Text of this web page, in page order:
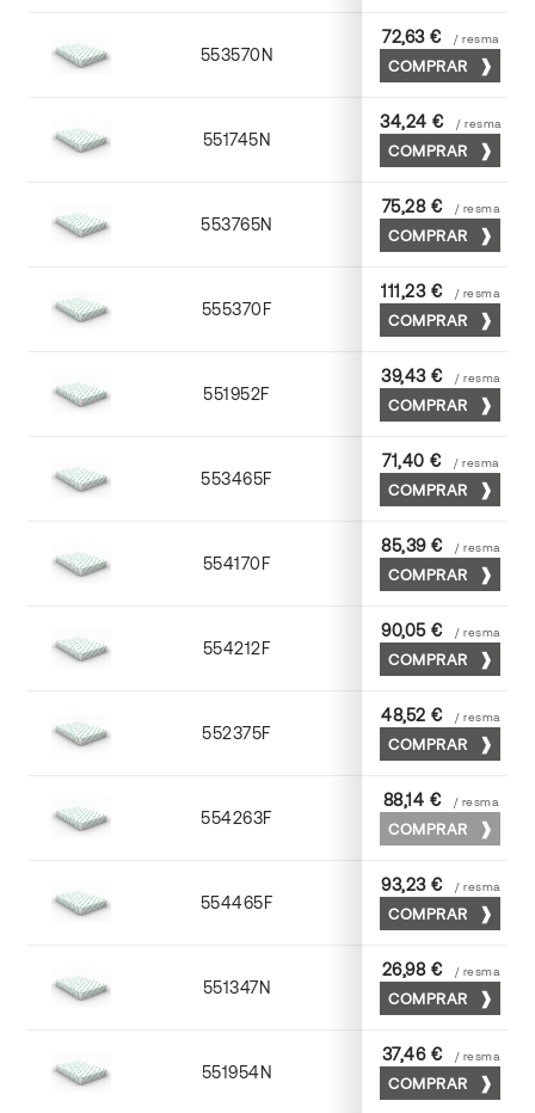
553570N 70 x 100
72,63 € / resma
COMPRAR
551745N 45 x 64
34,24 € / resma
COMPRAR
553765N 65 x 90
75,28 € / resma
COMPRAR
555370F 70 x 100
111,23 € / resma
COMPRAR
551952F 52 x 70
39,43 € / resma
COMPRAR
553465F 65 x 90
71,40 € / resma
COMPRAR
554170F 70 x 100
85,39 € / resma
COMPRAR
554212F 72 x 102
90,05 € / resma
COMPRAR
552375F 75 x 53
48,52 € / resma
COMPRAR
554263F 63 x 88
88,14 € / resma
COMPRAR
554465F 65 x 90
93,23 € / resma
COMPRAR
551347N 45 x 64
26,98 € / resma
COMPRAR
551954N 52 x 70
37,46 € / resma
COMPRAR